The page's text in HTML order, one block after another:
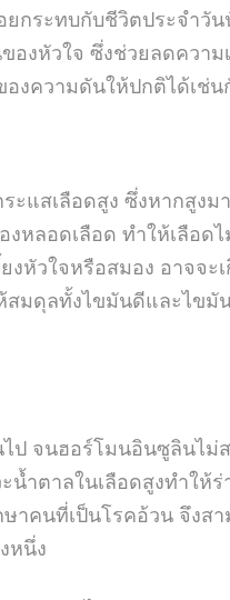
กระทบกับชีวิตประจำ
หัวใจ ซึ่งช่วยลดควา
งความดันให้ปกติได้เช่น
แสเลือดสูง ซึ่งหากสูง
ลอดเลือด ทำให้เลือด
หัวใจหรือสมอง อาจจ
มดุลทั้งไขมันดีและไข
ป จนฮอร์โมนอินซูลินไ
ำตาลในเลือดสูงทำใ
คนที่เป็นโรคอ้วน จึง
หนึ่ง